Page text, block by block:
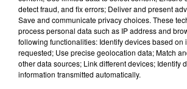
Lecture (2 min 22 sec)
100%
100% Radio les infos du Tarn et
detect fraud, and fix errors; Deliver and present
Save and communicate privacy choices. These
process personal data such as IP address and
following functionalities: Identify devices based on
requested; Use precise geolocation data; Match
other data sources; Link different devices; Identify
information transmitted automatically.